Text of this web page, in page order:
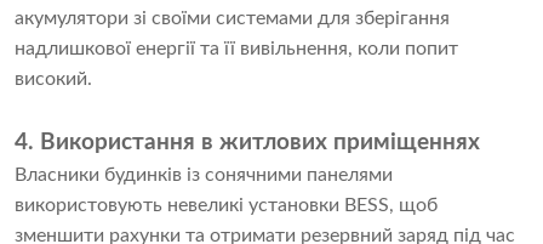
акумулятори зі своїми системами для зберігання
надлишкової енергії та її вивільнення, коли попит
високий.
4. Використання в житлових приміщеннях
Власники будинків із сонячними панелями
використовують невеликі установки BESS, щоб
зменшити рахунки та отримати резервний заряд під час